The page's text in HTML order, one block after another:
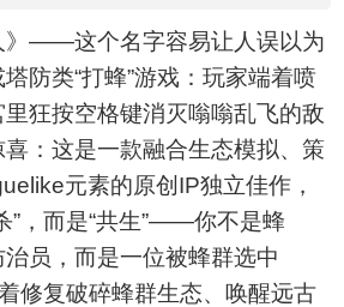
》——这个名字容易让人误以为
防类“打蜂”游戏：玩家端着喷
狂按空格键消灭嗡嗡乱飞的敌
喜：这是一款融合生态模拟、策
元素的原创IP独立佳作，
”，而是“共生”——你不是蜂
员，而是一位被蜂群选中
修复破碎蜂群生态、唤醒远古